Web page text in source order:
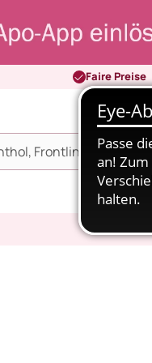
Faire Preise